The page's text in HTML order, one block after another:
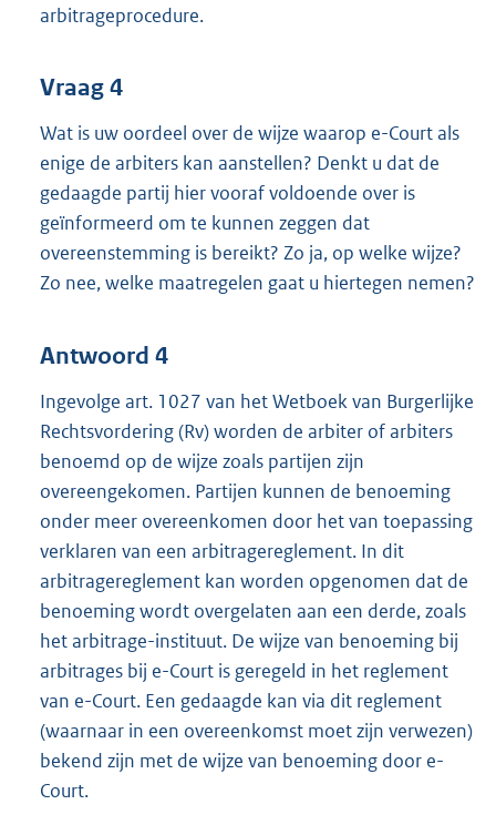
arbitrageprocedure.
Vraag 4
Wat is uw oordeel over de wijze waarop e-Court als
enige de arbiters kan aanstellen? Denkt u dat de
gedaagde partij hier vooraf voldoende over is
geïnformeerd om te kunnen zeggen dat
overeenstemming is bereikt? Zo ja, op welke wijze?
Zo nee, welke maatregelen gaat u hiertegen nemen?
Antwoord 4
Ingevolge art. 1027 van het Wetboek van Burgerlijke
Rechtsvordering (Rv) worden de arbiter of arbiters
benoemd op de wijze zoals partijen zijn
overeengekomen. Partijen kunnen de benoeming
onder meer overeenkomen door het van toepassing
verklaren van een arbitragereglement. In dit
arbitragereglement kan worden opgenomen dat de
benoeming wordt overgelaten aan een derde, zoals
het arbitrage-instituut. De wijze van benoeming bij
arbitrages bij e-Court is geregeld in het reglement
van e-Court. Een gedaagde kan via dit reglement
(waarnaar in een overeenkomst moet zijn verwezen)
bekend zijn met de wijze van benoeming door e-
Court.